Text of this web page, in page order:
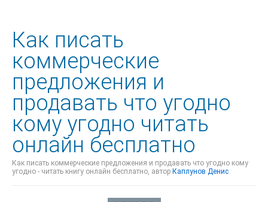
Как писать
коммерческие
предложения и
продавать что угодно
кому угодно читать
онлайн бесплатно
Как писать коммерческие предложения и продавать что угодно кому
угодно - читать книгу онлайн бесплатно, автор Каплунов Денис